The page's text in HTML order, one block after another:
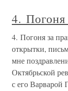
4. Погоня
4. Погоня за
открытки,
мне
Октябрьской
с его Варварой